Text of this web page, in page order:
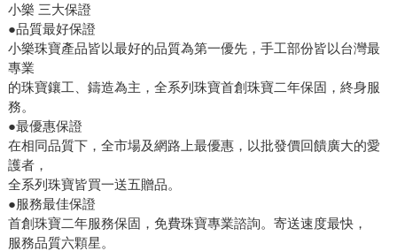
小樂 三大保證
●品質最好保證
小樂珠寶產品皆以最好的品質為第一優先，手工部份皆以台灣最
專業
的珠寶鑲工、鑄造為主，全系列珠寶首創珠寶二年保固，終身服
務。
●最優惠保證
在相同品質下，全市場及網路上最優惠，以批發價回饋廣大的愛
護者，
全系列珠寶皆買一送五贈品。
●服務最佳保證
首創珠寶二年服務保固，免費珠寶專業諮詢。寄送速度最快，
服務品質六顆星。